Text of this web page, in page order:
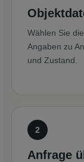
Wählen Sie
Angaben zu
und Zustand.
Anfrage